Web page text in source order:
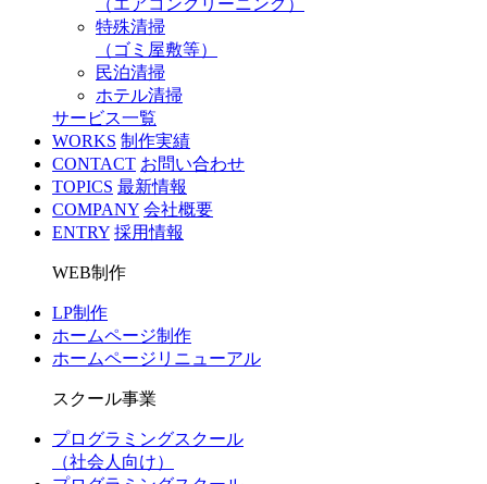
（エアコンクリーニング）
特殊清掃
（ゴミ屋敷等）
民泊清掃
ホテル清掃
サービス一覧
WORKS 制作実績
CONTACT お問い合わせ
TOPICS 最新情報
COMPANY 会社概要
ENTRY 採用情報
WEB制作
LP制作
ホームページ制作
ホームページリニューアル
スクール事業
プログラミングスクール
（社会人向け）